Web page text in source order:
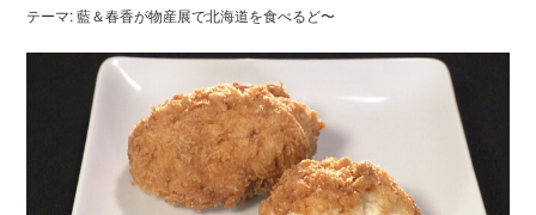
テーマ: 藍＆春香が物産展で北海道を食べるど〜